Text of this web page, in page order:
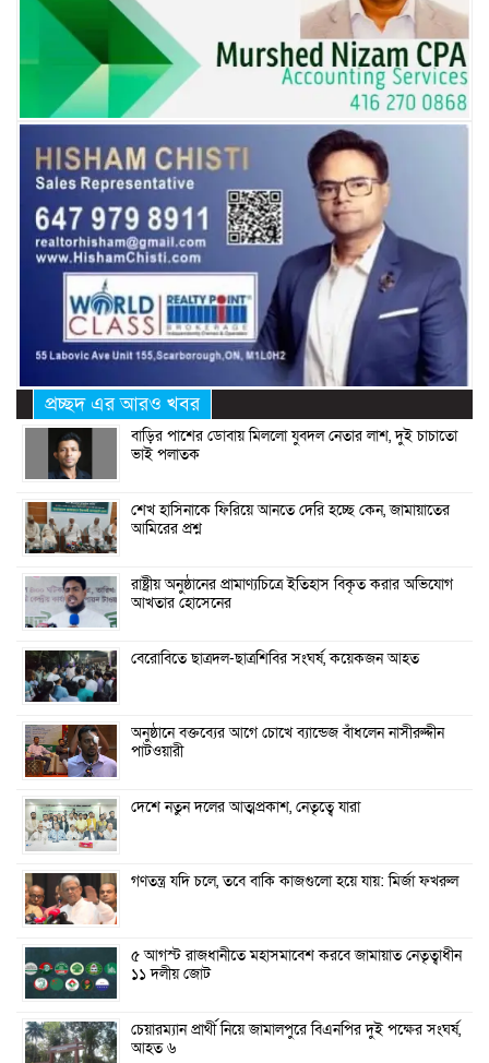
প্রচ্ছদ এর আরও খবর
বাড়ির পাশের ডোবায় মিললো যুবদল নেতার লাশ, দুই চাচাতো
ভাই পলাতক
শেখ হাসিনাকে ফিরিয়ে আনতে দেরি হচ্ছে কেন, জামায়াতের
আমিরের প্রশ্ন
রাষ্ট্রীয় অনুষ্ঠানের প্রামাণ্যচিত্রে ইতিহাস বিকৃত করার অভিযোগ
আখতার হোসেনের
বেরোবিতে ছাত্রদল-ছাত্রশিবির সংঘর্ষ, কয়েকজন আহত
অনুষ্ঠানে বক্তব্যের আগে চোখে ব্যান্ডেজ বাঁধলেন নাসীরুদ্দীন
পাটওয়ারী
দেশে নতুন দলের আত্মপ্রকাশ, নেতৃত্বে যারা
গণতন্ত্র যদি চলে, তবে বাকি কাজগুলো হয়ে যায়: মির্জা ফখরুল
৫ আগস্ট রাজধানীতে মহাসমাবেশ করবে জামায়াত নেতৃত্বাধীন
১১ দলীয় জোট
চেয়ারম্যান প্রার্থী নিয়ে জামালপুরে বিএনপির দুই পক্ষের সংঘর্ষ,
আহত ৬